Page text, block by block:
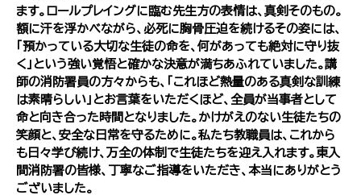
ます。ロールプレイングに臨む先生方の表情は、真剣そのもの。
額に汗を浮かべながら、必死に胸骨圧迫を続けるその姿には、
「預かっている大切な生徒の命を、何があっても絶対に守り抜
く」という強い覚悟と確かな決意が満ちあふれていました。講
師の消防署員の方々からも、「これほど熱量のある真剣な訓練
は素晴らしい」とお言葉をいただくほど、全員が当事者として
命と向き合った時間となりました。かけがえのない生徒たちの
笑顔と、安全な日常を守るために。私たち教職員は、これから
も日々学び続け、万全の体制で生徒たちを迎え入れます。東入
間消防署の皆様、丁寧なご指導をいただき、本当にありがとう
ございました。